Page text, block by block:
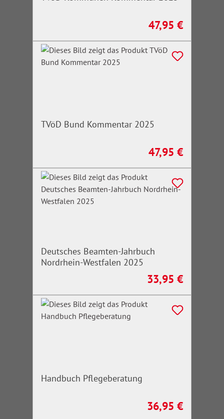
Regulärer Preis:
47,95 €
TVöD Bund Kommentar 2025
Regulärer Preis:
47,95 €
Deutsches Beamten-Jahrbuch
Nordrhein-Westfalen 2025
Regulärer Preis:
33,95 €
Handbuch Pflegeberatung
Regulärer Preis:
36,95 €